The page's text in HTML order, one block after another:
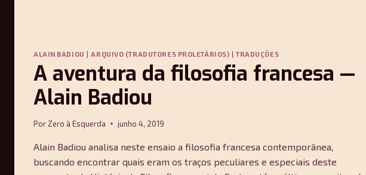
ALAIN BADIOU |ARQUIVO (TRADUTORES PROLETÁRIOS) |TRADUÇÕES
A aventura da filosofia francesa —
Alain Badiou
Por Zero à Esquerda junho 4, 2019
Alain Badiou analisa neste ensaio a filosofia francesa contemporânea,
buscando encontrar quais eram os traços peculiares e especiais deste